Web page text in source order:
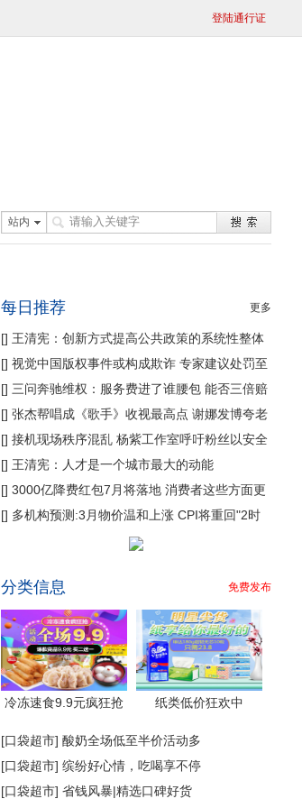
登陆通行证
站内
每日推荐 更多
[] 王清宪：创新方式提高公共政策的系统性整体
性协同性
[] 视觉中国版权事件或构成欺诈 专家建议处罚至
痛
[] 三问奔驰维权：服务费进了谁腰包 能否三倍赔
偿
[] 张杰帮唱成《歌手》收视最高点 谢娜发博夸老
公
[] 接机现场秩序混乱 杨紫工作室呼吁粉丝以安全
为主
[] 王清宪：人才是一个城市最大的动能
[] 3000亿降费红包7月将落地 消费者这些方面更
省钱
[] 多机构预测:3月物价温和上涨 CPI将重回"2时
分类信息 免费发布
冷冻速食9.9元疯狂抢 纸类低价狂欢中
[口袋超市] 酸奶全场低至半价活动多
[口袋超市] 缤纷好心情，吃喝享不停
[口袋超市] 省钱风暴|精选口碑好货